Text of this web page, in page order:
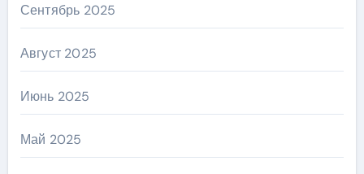
Сентябрь 2025
Август 2025
Июнь 2025
Май 2025